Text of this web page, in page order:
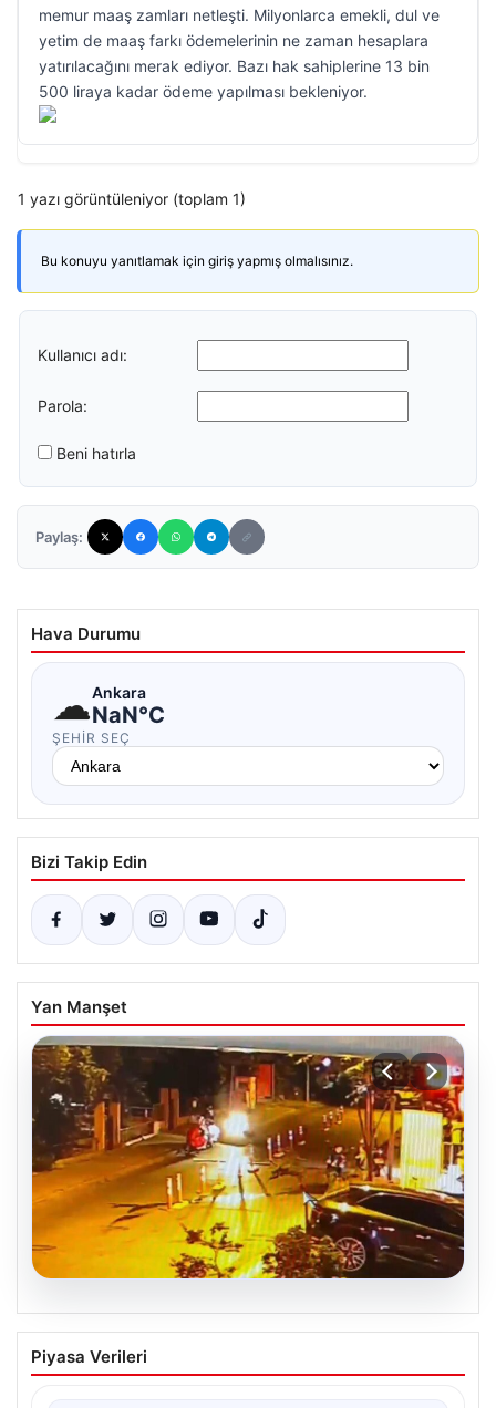
memur maaş zamları netleşti. Milyonlarca emekli, dul ve
yetim de maaş farkı ödemelerinin ne zaman hesaplara
yatırılacağını merak ediyor. Bazı hak sahiplerine 13 bin
500 liraya kadar ödeme yapılması bekleniyor.
1 yazı görüntüleniyor (toplam 1)
Bu konuyu yanıtlamak için giriş yapmış olmalısınız.
Kullanıcı adı:
Parola:
Beni hatırla
Paylaş:
Hava Durumu
☁Ankara
NaN°C
ŞEHIR SEÇ
Bizi Takip Edin
Yan Manşet
05.08.2026
Nilda Müge’nin Ölümüne Yönelik Silahlı
Saldırının Kameralara Yansıyan
Piyasa Verileri